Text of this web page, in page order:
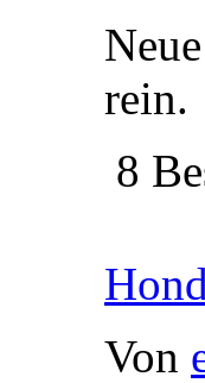
rein.
8
Von